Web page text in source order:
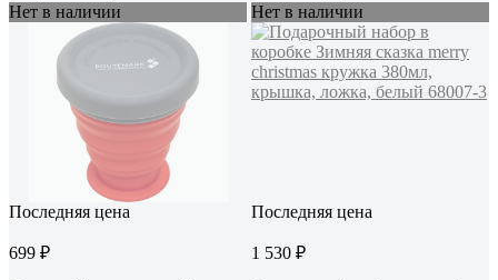
Нет в наличии
Последняя цена
699 ₽
Нет в наличии
Последняя цена
1 530 ₽